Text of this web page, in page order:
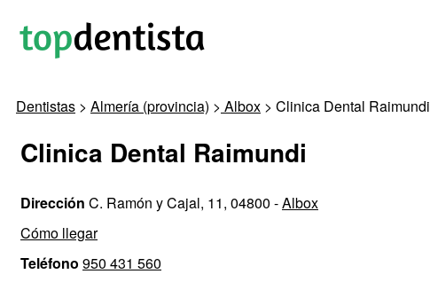
Dentistas > Almería (provincia) > Albox > Clinica Dental Raimundi
Clinica Dental Raimundi
Dirección C. Ramón y Cajal, 11, 04800 -Albox
Cómo llegar
Teléfono 950 431 560